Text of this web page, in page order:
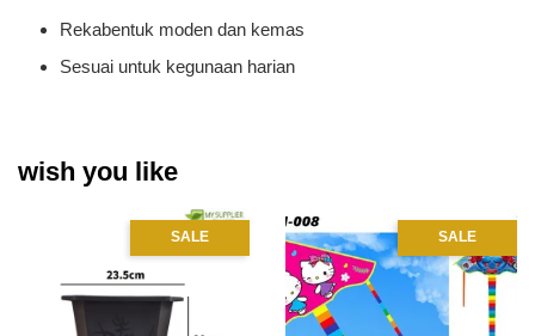
Rekabentuk moden dan kemas
Sesuai untuk kegunaan harian
wish you like
SALE SALE